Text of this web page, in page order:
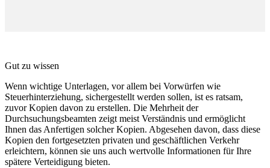
Gut zu wissen
Wenn wichtige Unterlagen, vor allem bei Vorwürfen wie
Steuerhinterziehung, sichergestellt werden sollen, ist es ratsam,
zuvor Kopien davon zu erstellen. Die Mehrheit der
Durchsuchungsbeamten zeigt meist Verständnis und ermöglicht
Ihnen das Anfertigen solcher Kopien. Abgesehen davon, dass diese
Kopien den fortgesetzten privaten und geschäftlichen Verkehr
erleichtern, können sie uns auch wertvolle Informationen für Ihre
spätere Verteidigung bieten.